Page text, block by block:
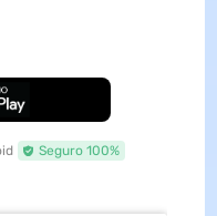
Seguro 100%